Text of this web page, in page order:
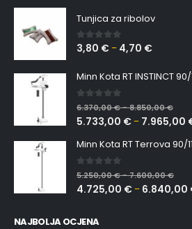
Tunjica za ribolov
0 out of 5
3,80 € – 4,70 €
Minn Kota RT INSTINCT 90/
0 out of 5
6.370,00€–8.850,00€
5.733,00 € – 7.965,00
Minn Kota RT Terrova 90/
0 out of 5
5.250,00€–7.600,00€
4.725,00 € – 6.840,00
NAJBOLJA OCJENA